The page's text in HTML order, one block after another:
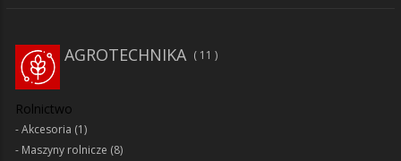
AGROTECHNIKA 11
Rolnictwo
Akcesoria (1)
Maszyny rolnicze (8)